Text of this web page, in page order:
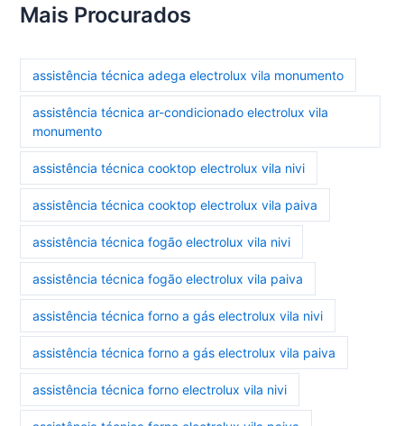
Mais Procurados
assistência técnica adega electrolux vila monumento
assistência técnica ar-condicionado electrolux vila
monumento
assistência técnica cooktop electrolux vila nivi
assistência técnica cooktop electrolux vila paiva
assistência técnica fogão electrolux vila nivi
assistência técnica fogão electrolux vila paiva
assistência técnica forno a gás electrolux vila nivi
assistência técnica forno a gás electrolux vila paiva
assistência técnica forno electrolux vila nivi